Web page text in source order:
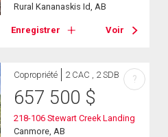
Rural Kananaskis Id, AB
Enregistrer Voir
Copropriété 2 CAC , 2 SDB
657 500 $
218-106 Stewart Creek Landing
Canmore, AB
?